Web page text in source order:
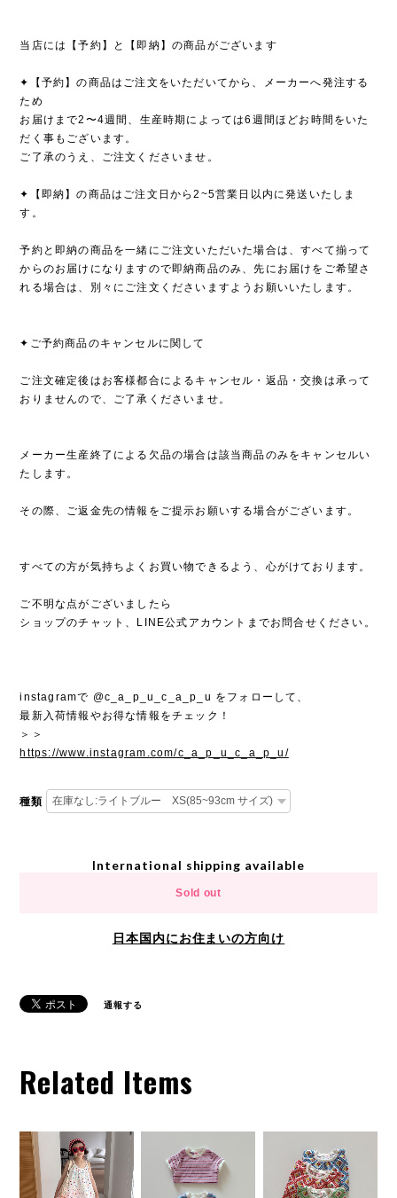
当店には【予約】と【即納】の商品がございます
✦【予約】の商品はご注文をいただいてから、メーカーへ発注する
ため
お届けまで2〜4週間、生産時期によっては6週間ほどお時間をいた
だく事もございます。
ご了承のうえ、ご注文くださいませ。
✦【即納】の商品はご注文日から2~5営業日以内に発送いたしま
す。
予約と即納の商品を一緒にご注文いただいた場合は、すべて揃って
からのお届けになりますので即納商品のみ、先にお届けをご希望さ
れる場合は、別々にご注文くださいますようお願いいたします。
✦ご予約商品のキャンセルに関して
ご注文確定後はお客様都合によるキャンセル・返品・交換は承って
おりませんので、ご了承くださいませ。
メーカー生産終了による欠品の場合は該当商品のみをキャンセルい
たします。
その際、ご返金先の情報をご提示お願いする場合がございます。
すべての方が気持ちよくお買い物できるよう、心がけております。
ご不明な点がございましたら
ショップのチャット、LINE公式アカウントまでお問合せください。
instagramで @c_a_p_u_c_a_p_u をフォローして、
最新入荷情報やお得な情報をチェック！
＞＞
https://www.instagram.com/c_a_p_u_c_a_p_u/
種類
International shipping available
Sold out
日本国内にお住まいの方向け
通報する
Related Items